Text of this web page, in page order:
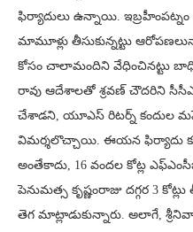
ఫిర్యాదులు ఉన్నాయి. ఇబ్రహీంపట్నం
మామూళ్లు తీసుకున్నట్టు
కోసం చాలామందిని వేధించినట్టు
రావు ఆదేశాలతో శ్రవణ్ చౌదరిని
చేశాడని, యూఎస్ రిటర్న్ కందుల
విమర్శలొచ్చాయి. ఈయన ఫిర్యాదు
అంతేకాదు, 16 వందల కోట్ల
పెనుమత్స కృష్ణంరాజు దగ్గర 3
తెగ మాట్లాడుకున్నారు. అలాగే,